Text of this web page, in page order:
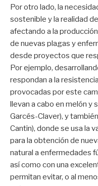
Por otro lado, la
sostenible y la realidad
afectando a la
de nuevas plagas y
desde proyectos que
Por ejemplo,
respondan a la
provocadas por este
llevan a cabo en melón y
Garcés-Claver), y
Cantin), donde se usa la
para la obtención de
natural a enfermedades
así como con una
permitan evitar, o al